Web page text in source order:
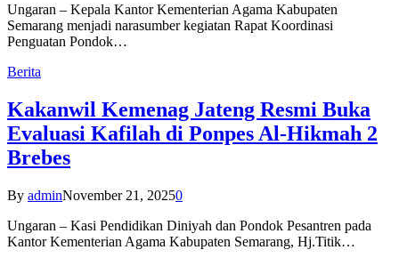
Ungaran – Kepala Kantor Kementerian Agama Kabupaten
Semarang menjadi narasumber kegiatan Rapat Koordinasi
Penguatan Pondok…
Berita
Kakanwil Kemenag Jateng Resmi Buka
Evaluasi Kafilah di Ponpes Al-Hikmah 2
Brebes
By adminNovember 21, 20250
Ungaran – Kasi Pendidikan Diniyah dan Pondok Pesantren pada
Kantor Kementerian Agama Kabupaten Semarang, Hj.Titik…